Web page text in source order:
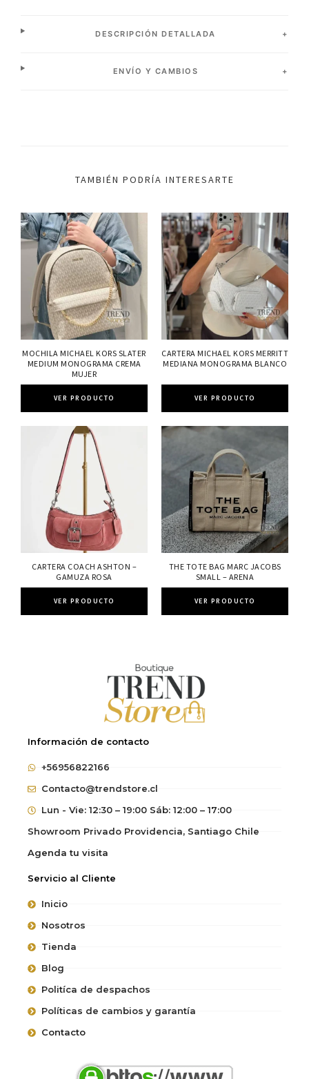
DESCRIPCIÓN DETALLADA
ENVÍO Y CAMBIOS
TAMBIÉN PODRÍA INTERESARTE
MOCHILA MICHAEL KORS SLATER
MEDIUM MONOGRAMA CREMA
MUJER
VER PRODUCTO
CARTERA MICHAEL KORS MERRITT
MEDIANA MONOGRAMA BLANCO
VER PRODUCTO
CARTERA COACH ASHTON –
GAMUZA ROSA
VER PRODUCTO
THE TOTE BAG MARC JACOBS
SMALL – ARENA
VER PRODUCTO
Información de contacto
+56956822166
Contacto@trendstore.cl
Lun - Vie: 12:30 – 19:00 Sáb: 12:00 – 17:00
Showroom Privado Providencia, Santiago Chile
Agenda tu visita
Servicio al Cliente
Inicio
Nosotros
Tienda
Blog
Politíca de despachos
Políticas de cambios y garantía
Contacto